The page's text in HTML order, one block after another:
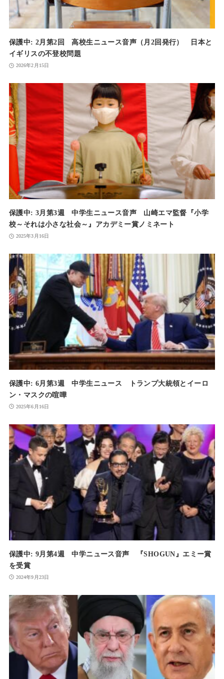
保護中: 2月第2回 高校生ニュース音声（月2回発行） 日本と
イギリスの不登校問題
2026年2月15日
保護中: 3月第3週 中学生ニュース音声 山崎エマ監督『小学
校～それは小さな社会～』アカデミー賞ノミネート
2025年3月16日
保護中: 6月第3週 中学生ニュース トランプ大統領とイーロ
ン・マスクの喧嘩
2025年6月16日
保護中: 9月第4週 中学ニュース音声 『SHOGUN』エミー賞
を受賞
2024年9月23日